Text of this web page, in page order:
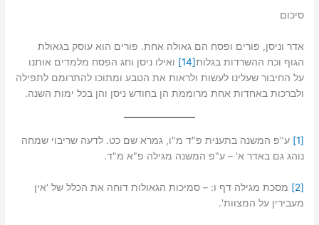
סיכום
אדר וניסן, פורים ופסח הם גאולה אחת. פורים הוא עוסק בגאולת
הגוף וכח ההשרדות בגלות[14]
ואילו ניסן וחג הפסח מלמדים אותנו
על החיבור שעלינו לעשות ולראות את הטבע ומתוכו להתרומם לתפילה
ולברכות באחדות אחת מרוממת הן בחודש ניסן והן בכל ימות השנה.
[1]
ע"פ המשנה בתענית פ"ד מ"ו, גמרא שם כט. לדעה שריבוי שמחה
נוהג גם באדר א' – ע"פ המשנה מגילה פ"א מ"ד.
[2]
מסכת מגילה דף ו: – סמיכות הגאולות דוחה את הכלל של 'אין
מעבירין על המצוות'.